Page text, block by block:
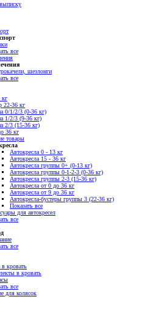
все
шезлонги
все
кг
22-36 кг
0/1/2/3 (0-36 кг)
1/2/3 (9-36 кг)
2/3 (15-36 кг)
36 кг
товары
Автокресла 0 - 13 кг
Автокресла 15 - 36 кг
Автокресла группы 0+ (0-13 кг)
Автокресла группы 0-1-2-3 (0-36 кг)
Автокресла группы 2-3 (15-36 кг)
Автокресла от 0 до 36 кг
Автокресла от 9 до 36 кг
Автокресла-бустеры группы 3 (22-36 кг)
Показать все
для автокресел
все
все
в кровать
в кровать
все
для колясок